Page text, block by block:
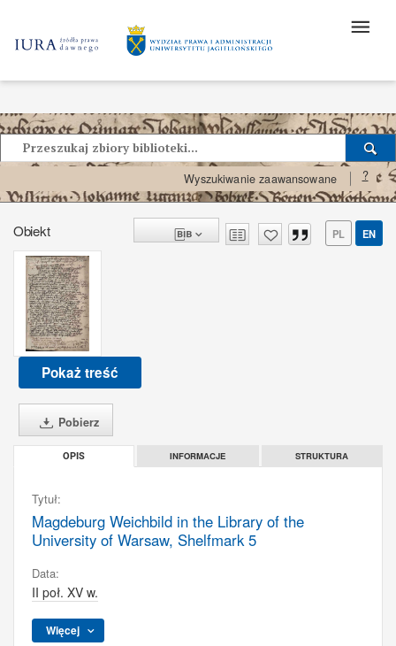
Wyszukiwanie zaawansowane ?
Obiekt PL EN
Pokaż treść
Pobierz
OPIS INFORMACJE STRUKTURA
Tytuł:
Magdeburg Weichbild in the Library of the
University of Warsaw, Shelfmark 5
Data:
II poł. XV w.
Więcej